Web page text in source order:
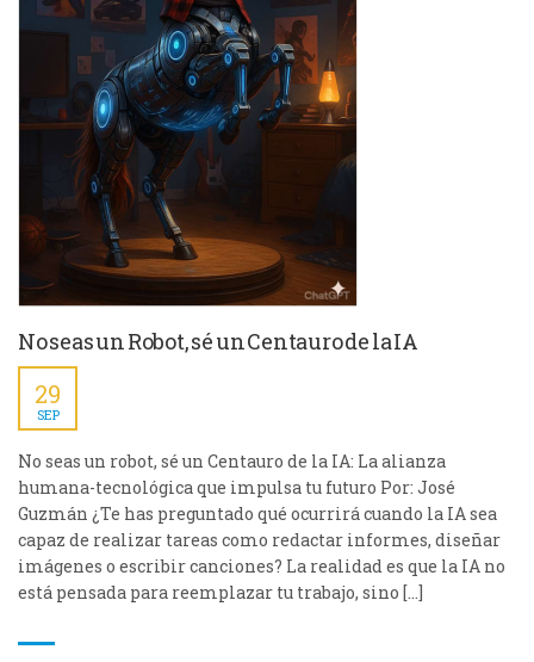
No seas un Robot, sé un Centauro de la IA
29
SEP
No seas un robot, sé un Centauro de la IA: La alianza
humana-tecnológica que impulsa tu futuro Por: José
Guzmán ¿Te has preguntado qué ocurrirá cuando la IA sea
capaz de realizar tareas como redactar informes, diseñar
imágenes o escribir canciones? La realidad es que la IA no
está pensada para reemplazar tu trabajo, sino […]